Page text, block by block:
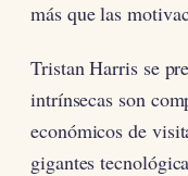
más que las
Tristan Harris se
intrínsecas son
económicos de
gigantes